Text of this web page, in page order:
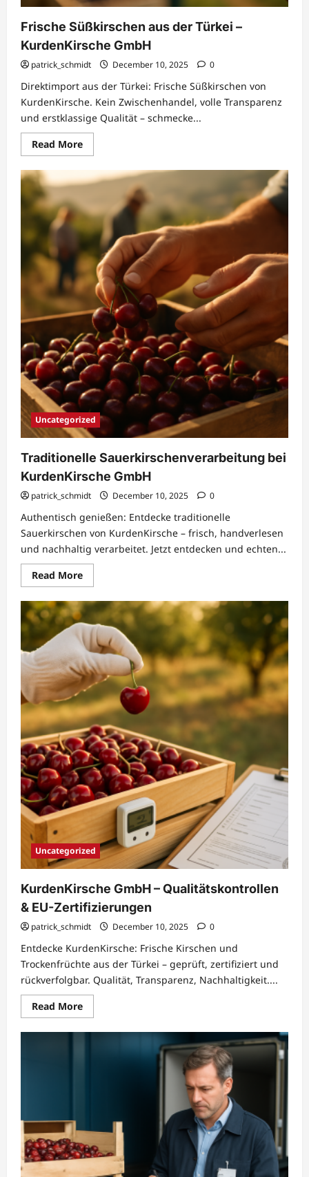
Frische Süßkirschen aus der Türkei –
KurdenKirsche GmbH
patrick_schmidt December 10, 2025 0
Direktimport aus der Türkei: Frische Süßkirschen von
KurdenKirsche. Kein Zwischenhandel, volle Transparenz
und erstklassige Qualität – schmecke...
Read MoreRead
more
Frische
Süßkirschen
Türkei
KurdenKirsche
GmbH
Uncategorized
Traditionelle Sauerkirschenverarbeitung bei
KurdenKirsche GmbH
patrick_schmidt December 10, 2025 0
Authentisch genießen: Entdecke traditionelle
Sauerkirschen von KurdenKirsche – frisch, handverlesen
und nachhaltig verarbeitet. Jetzt entdecken und echten...
Read MoreRead
more
Traditionelle
Sauerkirschenverarbeitung
bei
KurdenKirsche
GmbH
Uncategorized
KurdenKirsche GmbH – Qualitätskontrollen
& EU-Zertifizierungen
patrick_schmidt December 10, 2025 0
Entdecke KurdenKirsche: Frische Kirschen und
Trockenfrüchte aus der Türkei – geprüft, zertifiziert und
rückverfolgbar. Qualität, Transparenz, Nachhaltigkeit....
Read MoreRead
more
KurdenKirsche
Qualitätskontrollen